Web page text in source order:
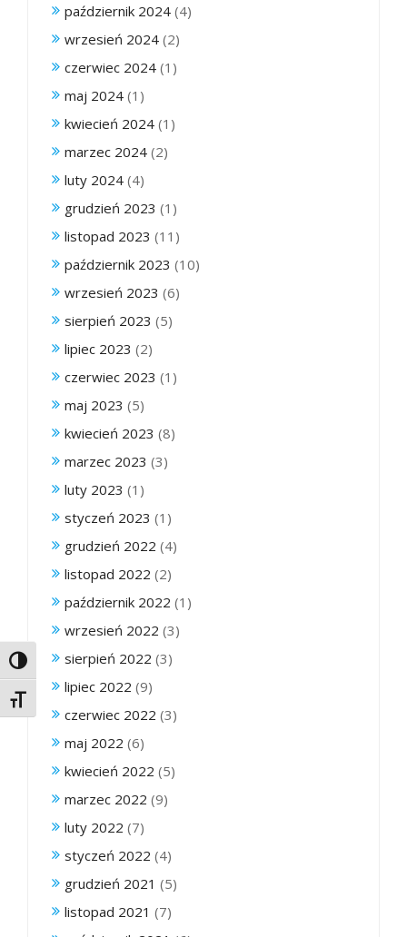
Toggle High Contrast
Toggle Font size
październik 2024 (4)
wrzesień 2024 (2)
czerwiec 2024 (1)
maj 2024 (1)
kwiecień 2024 (1)
marzec 2024 (2)
luty 2024 (4)
grudzień 2023 (1)
listopad 2023 (11)
październik 2023 (10)
wrzesień 2023 (6)
sierpień 2023 (5)
lipiec 2023 (2)
czerwiec 2023 (1)
maj 2023 (5)
kwiecień 2023 (8)
marzec 2023 (3)
luty 2023 (1)
styczeń 2023 (1)
grudzień 2022 (4)
listopad 2022 (2)
październik 2022 (1)
wrzesień 2022 (3)
sierpień 2022 (3)
lipiec 2022 (9)
czerwiec 2022 (3)
maj 2022 (6)
kwiecień 2022 (5)
marzec 2022 (9)
luty 2022 (7)
styczeń 2022 (4)
grudzień 2021 (5)
listopad 2021 (7)